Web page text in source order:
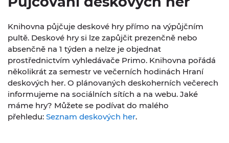
Knihovna půjčuje deskové hry přímo na výpůjčním
pultě. Deskové hry si lze zapůjčit prezenčně nebo
absenčně na 1 týden a nelze je objednat
prostřednictvím vyhledávače Primo. Knihovna pořádá
několikrát za semestr ve večerních hodinách Hraní
deskových her. O plánovaných deskoherních večerech
informujeme na sociálních sítích a na webu. Jaké
máme hry? Můžete se podívat do malého
přehledu: Seznam deskových her.